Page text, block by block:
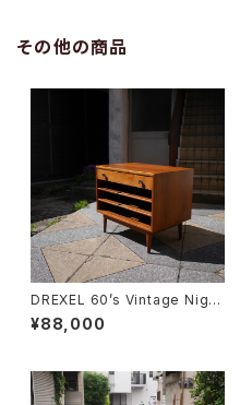
その他の商品
DREXEL 60’s Vintage Night
table
¥88,000